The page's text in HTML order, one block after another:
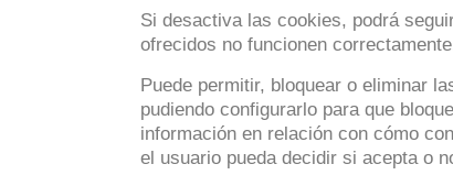
Si desactiva las cookies, podrá
ofrecidos no funcionen
Puede permitir, bloquear o eliminar
pudiendo configurarlo para que
información en relación con cómo
el usuario pueda decidir si acepta o